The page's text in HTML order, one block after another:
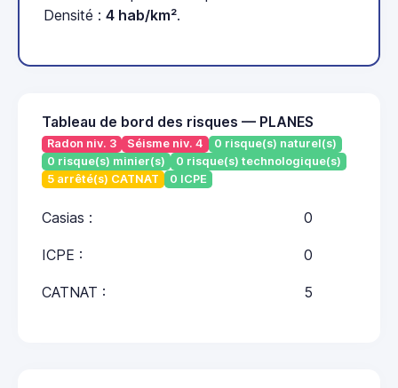
Densité : 4 hab/km².
Tableau de bord des risques — PLANES
Radon niv. 3 Séisme niv. 4
0 risque(s) naturel(s)
0 risque(s) minier(s)
0 risque(s) technologique(s)
5 arrêté(s) CATNAT
0 ICPE
Casias : 0
ICPE : 0
CATNAT : 5